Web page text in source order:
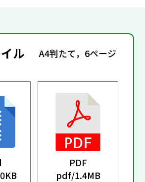
ル A4判たて，6ページ
PDF
pdf/1.4MB